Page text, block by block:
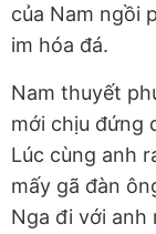
của Nam ngồi
im hóa đá.
Nam thuyết
mới chịu đứng
Lúc cùng anh
mấy gã đàn
Nga đi với anh